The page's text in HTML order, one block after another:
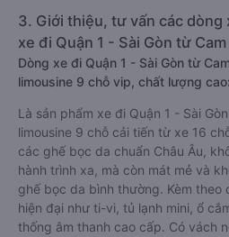
3. Giới thiệu, tư vấn các
xe đi Quận 1 - Sài Gòn từ
Dòng xe đi Quận 1 - Sài Gòn từ
limousine 9 chỗ vip, chất lượng
Là sản phẩm xe đi Quận 1 - Sài
limousine 9 chỗ cải tiến từ xe 16
các ghế bọc da chuẩn Châu Âu,
hành trình xa, mà còn mát mẻ và
ghế bọc da bình thường. Kèm theo
hiện đại như ti-vi, tủ lạnh mini, ổ
thống âm thanh cao cấp. Có vách